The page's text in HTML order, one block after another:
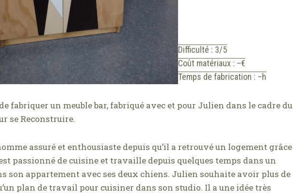
Difficulté : 3/5
Coût matériaux : –€
Temps de fabrication : –h
fabriquer un meuble bar, fabriqué avec et pour Julien dans le cadre du
se Reconstruire.
assuré et enthousiaste depuis qu’il a retrouvé un logement grâce
passionné de cuisine et travaille depuis quelques temps dans un
son appartement avec ses deux chiens. Julien souhaite avoir plus de
plan de travail pour cuisiner dans son studio. Il a une idée très